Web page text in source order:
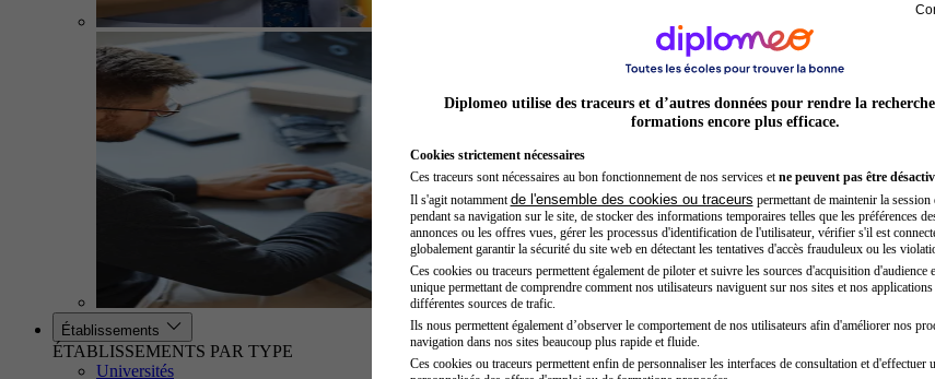
Préparateur en pharmacie
Établissements
ÉTABLISSEMENTS PAR TYPE
Universités
Diplomeo utilise des traceurs et d’autres données pour rendre la recherche
formations encore plus efficace.
Cookies strictement nécessaires
Ces traceurs sont nécessaires au bon fonctionnement de nos services et ne peuvent pas être
Il s'agit notamment de l'ensemble des cookies ou traceurs permettant de maintenir la
pendant sa navigation sur le site, de stocker des informations temporaires telles que les préférences
annonces ou les offres vues, gérer les processus d'identification de l'utilisateur, vérifier s'il est
globalement garantir la sécurité du site web en détectant les tentatives d'accès frauduleux ou les
Ces cookies ou traceurs permettent également de piloter et suivre les sources d'acquisition
unique permettant de comprendre comment nos utilisateurs naviguent sur nos sites et nos
différentes sources de trafic.
Ils nous permettent également d’observer le comportement de nos utilisateurs afin d'améliorer nos
navigation dans nos sites beaucoup plus rapide et fluide.
Ces cookies ou traceurs permettent enfin de personnaliser les interfaces de consultation et d'effectuer